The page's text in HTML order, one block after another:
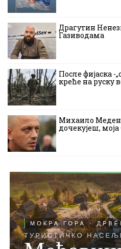
Драгутин
Газиводама
После фијаска -
креће на руску
Михаило
дочекујеш, моја